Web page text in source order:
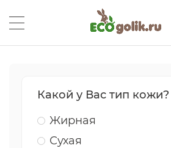
Какой у Вас тип кожи?
Жирная
Сухая